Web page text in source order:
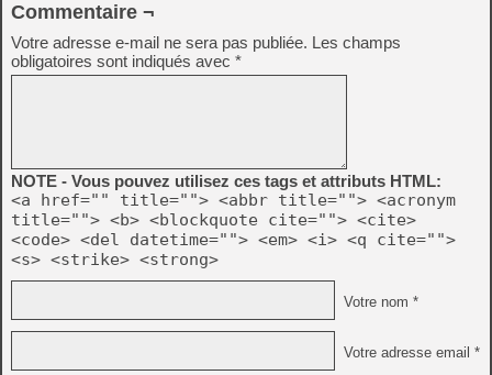
Commentaire ¬
Votre adresse e-mail ne sera pas publiée. Les champs
obligatoires sont indiqués avec *
NOTE - Vous pouvez utilisez ces tags et attributs HTML:
<a href="" title=""> <abbr title=""> <acronym
title=""> <b> <blockquote cite=""> <cite>
<code> <del datetime=""> <em> <i> <q cite="">
<s> <strike> <strong>
Votre nom *
Votre adresse email *